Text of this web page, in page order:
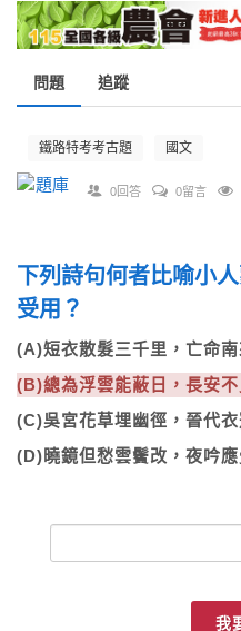
問題 追蹤
鐵路特考考古題 國文
0回答 0留言
下列詩句何者比喻小
受用？
(A)短衣散髮三千里，亡命
(B)總為浮雲能蔽日，長安
(C)吳宮花草埋幽徑，晉代
(D)曉鏡但愁雲鬢改，夜吟應
我